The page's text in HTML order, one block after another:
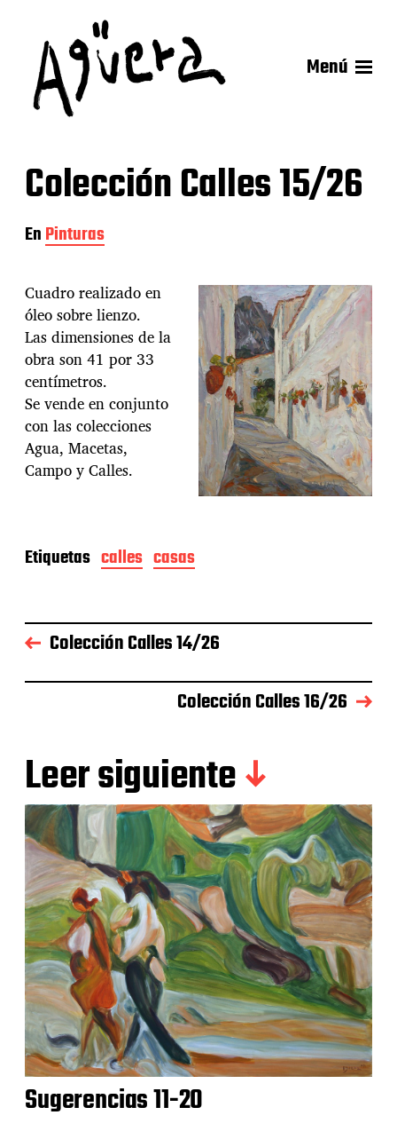
Menú
Colección Calles 15/26
EnPinturas
Cuadro realizado en
óleo sobre lienzo.
Las dimensiones de la
obra son 41 por 33
centímetros.
Se vende en conjunto
con las colecciones
Agua, Macetas,
Campo y Calles.
Etiquetas calles casas
Colección Calles 14/26
Colección Calles 16/26
Leer siguiente
Sugerencias 11-20